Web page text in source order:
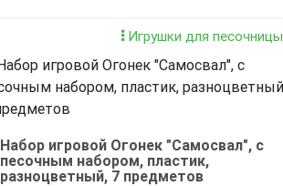
Игрушки для песочницы
Набор игровой Огонек "Самосвал", с
песочным набором, пластик,
разноцветный, 7 предметов